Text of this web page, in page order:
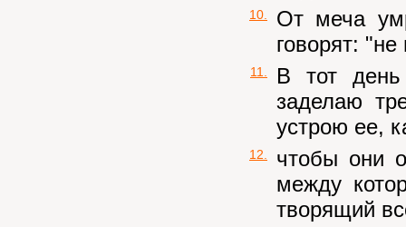
10.
От меча
говорят:
11.
В тот
заделаю
устрою ее,
12.
чтобы они
между
творящий